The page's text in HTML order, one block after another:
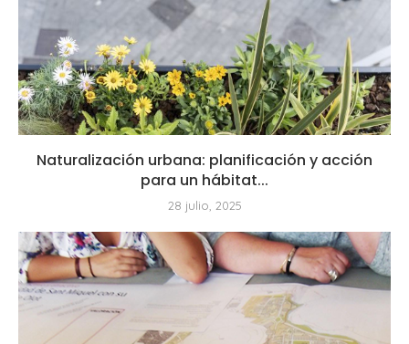
Naturalización urbana: planificación y acción
para un hábitat...
28 julio, 2025